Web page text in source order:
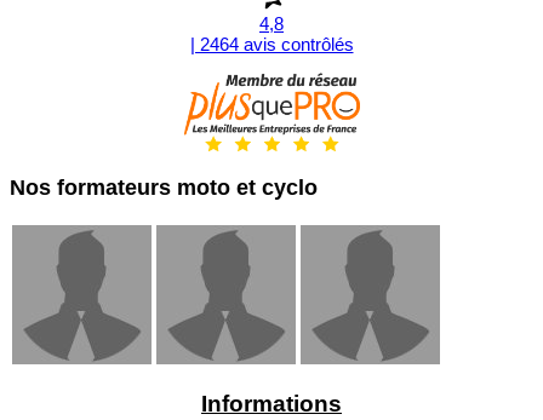
4,8
| 2464 avis contrôlés
Nos formateurs moto et cyclo
Informations